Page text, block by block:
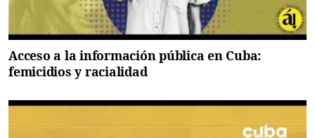
Acceso a la información pública en Cuba:
femicidios y racialidad